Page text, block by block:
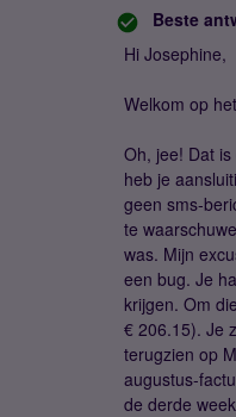
Beste
Hi Josephine,
Welkom op
Oh, jee! Dat
heb je
geen sms-
te
was. Mijn
een bug. Je
krijgen. Om
€ 206.15). Je
terugzien op
augustus-
de derde